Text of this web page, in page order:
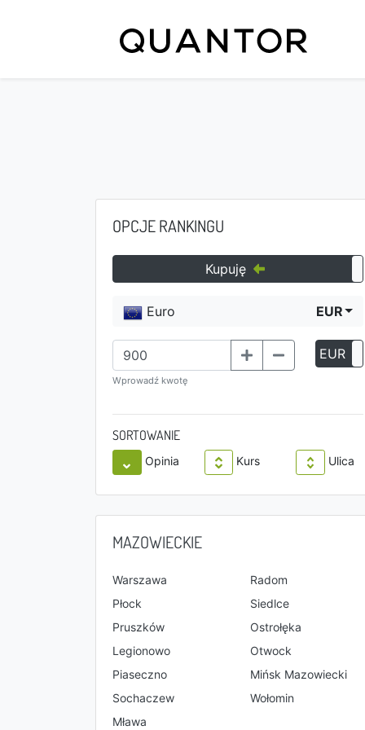
OPCJE RANKINGU
Kupuję
Euro EUR
Wprowadź kwotę
EUR
SORTOWANIE
Opinia Kurs Ulica
MAZOWIECKIE
Warszawa
Radom
Płock
Siedlce
Pruszków
Ostrołęka
Legionowo
Otwock
Piaseczno
Mińsk Mazowiecki
Sochaczew
Wołomin
Mława